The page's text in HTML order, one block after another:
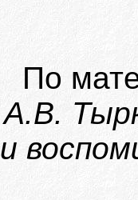
По
А.В.
и